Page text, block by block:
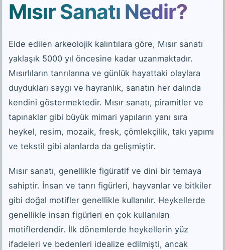
Mısır Sanatı Nedir?
Elde edilen arkeolojik kalıntılara göre, Mısır sanatı
yaklaşık 5000 yıl öncesine kadar uzanmaktadır.
Mısırlıların tanrılarına ve günlük hayattaki olaylara
duydukları saygı ve hayranlık, sanatın her dalında
kendini göstermektedir. Mısır sanatı, piramitler ve
tapınaklar gibi büyük mimari yapıların yanı sıra
heykel, resim, mozaik, fresk, çömlekçilik, takı yapımı
ve tekstil gibi alanlarda da gelişmiştir.
Mısır sanatı, genellikle figüratif ve dini bir temaya
sahiptir. İnsan ve tanrı figürleri, hayvanlar ve bitkiler
gibi doğal motifler genellikle kullanılır. Heykellerde
genellikle insan figürleri en çok kullanılan
motiflerdendir. İlk dönemlerde heykellerin yüz
ifadeleri ve bedenleri idealize edilmişti, ancak